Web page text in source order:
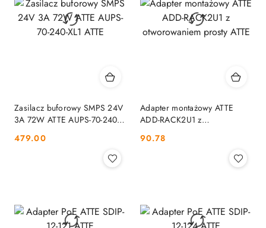
Zasilacz buforowy SMPS 24V
3A 72W ATTE AUPS-70-240-
Cena:
479.00
Adapter montażowy ATTE
ADD-RACK2U1 z
Cena:
90.78